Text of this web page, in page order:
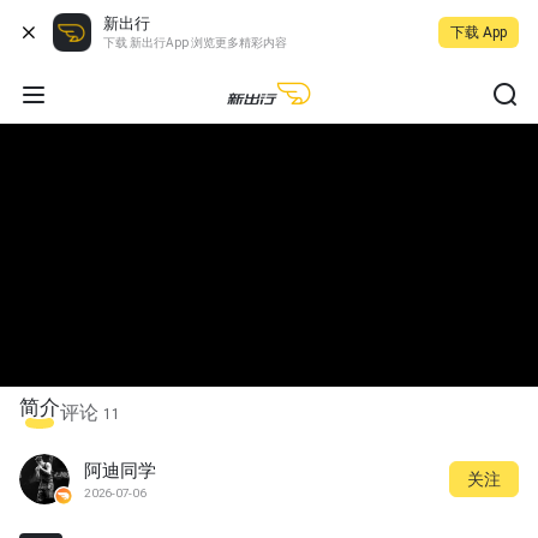
新出行
下载 新出行App 浏览更多精彩内容
下载 App
简介评论 11
阿迪同学
2026-07-06
关注